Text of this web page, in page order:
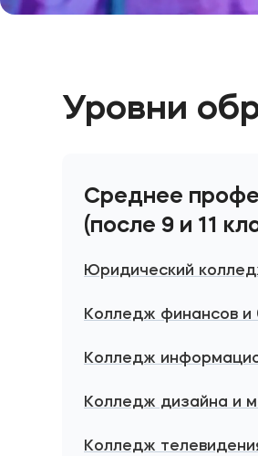
Уровни
Среднее
(после 9 и 11
Юридический
Колледж финансов и
Колледж
Колледж дизайна и
Колледж